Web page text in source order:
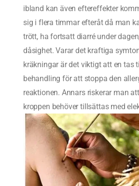
ibland kan även eftereffekter
sig i flera timmar efteråt då man
trött, ha fortsatt diarré under
dåsighet. Varar det kraftiga
kräkningar är det viktigt att en tas
behandling för att stoppa den
reaktionen. Annars riskerar man
kroppen behöver tillsättas med